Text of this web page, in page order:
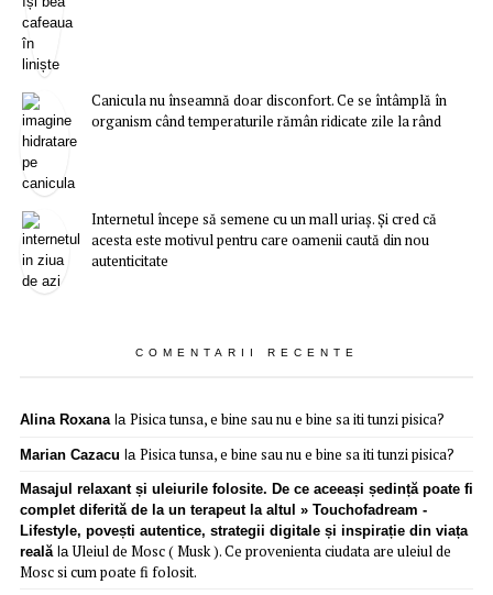
Canicula nu înseamnă doar disconfort. Ce se întâmplă în
organism când temperaturile rămân ridicate zile la rând
Internetul începe să semene cu un mall uriaș. Și cred că
acesta este motivul pentru care oamenii caută din nou
autenticitate
COMENTARII RECENTE
Alina Roxanala Pisica tunsa, e bine sau nu e bine sa iti tunzi pisica?
Marian Cazacu la Pisica tunsa, e bine sau nu e bine sa iti tunzi pisica?
Masajul relaxant și uleiurile folosite. De ce aceeași ședință poate fi
complet diferită de la un terapeut la altul » Touchofadream -
Lifestyle, povești autentice, strategii digitale și inspirație din viața
realălaUleiul de Mosc ( Musk ). Ce provenienta ciudata are uleiul de
Mosc si cum poate fi folosit.